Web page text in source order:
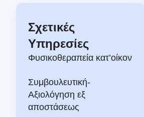
Σχετικές
Υπηρεσίες
Φυσικοθεραπεία κατ’οίκον
Συμβουλευτική-
Αξιολόγηση εξ
αποστάσεως